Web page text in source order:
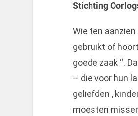
Stichting
Wie ten
gebruikt of
goede zaak “.
– die voor hun
geliefden ,
moesten